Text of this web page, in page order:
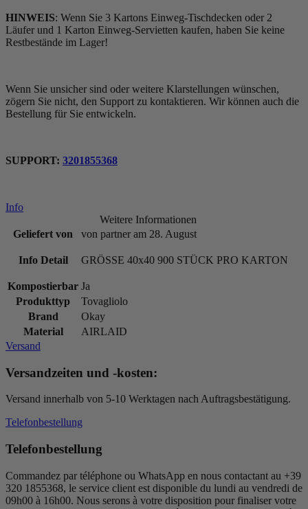
HINWEIS: Wenn Sie 3 Kartons Einweg-Tischdecken oder 2
Läufer und 1 Karton Einweg-Servietten kaufen, haben Sie keine
Restbestände im Lager!
Wenn Sie unsicher sind oder weitere Klarstellungen wünschen,
zögern Sie nicht, den Support zu kontaktieren. Wir können auch die
Bestellung für Sie entwickeln.
SUPPORT: 3201855368
Info
Weitere Informationen
Geliefert von
von partner am 28. August
Info Detail GRÖSSE 40x40 900 STÜCK PRO KARTON
Kompostierbar Ja
Produkttyp
Tovagliolo
Brand
Okay
Material
AIRLAID
Versand
Versandzeiten und -kosten:
Versand innerhalb von 5-10 Werktagen nach Auftragsbestätigung.
Telefonbestellung
Telefonbestellung
Commandez par téléphone ou WhatsApp en nous contactant au +39
320 1855368, le service client est disponible du lundi au vendredi de
09h00 à 16h00. Nous serons à votre disposition pour finaliser votre